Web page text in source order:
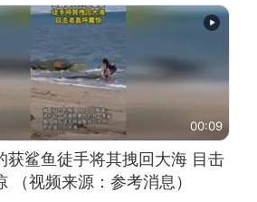
00:09
获鲨鱼徒手将其拽回大海 目击
（视频来源：参考消息）